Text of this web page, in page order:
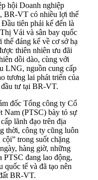
hội Doanh nghiệp
BR-VT có nhiều lợi thế
tiên phải kế đến là
Vải và sân bay quốc
đáng kể về cơ sở hạ
thiên nhiên ưu đãi
dồi dào, cùng với
LNG, nguồn cung cấp
tương lai phát triển của
đầu tư tại BR-VT.
đốc Tổng công ty Cổ
Nam (PTSC) bày tỏ sự
lãnh đạo trên địa
thời, công ty cũng luôn
trong suốt chặng
hàng giờ, những
PTSC đang lao động,
quốc tế và đã tạo nên
BR-VT.